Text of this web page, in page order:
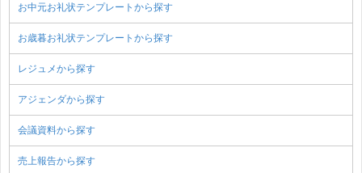
お中元お礼状テンプレートから探す
お歳暮お礼状テンプレートから探す
レジュメから探す
アジェンダから探す
会議資料から探す
売上報告から探す